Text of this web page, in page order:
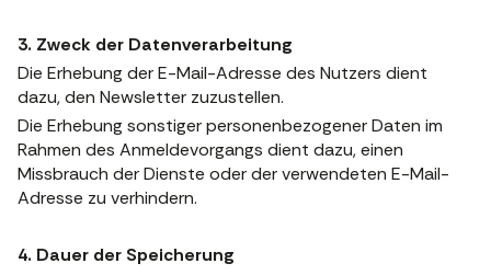
3. Zweck der Datenverarbeitung
Die Erhebung der E-Mail-Adresse des Nutzers dient
dazu, den Newsletter zuzustellen.
Die Erhebung sonstiger personenbezogener Daten im
Rahmen des Anmeldevorgangs dient dazu, einen
Missbrauch der Dienste oder der verwendeten E-Mail-
Adresse zu verhindern.
4. Dauer der Speicherung